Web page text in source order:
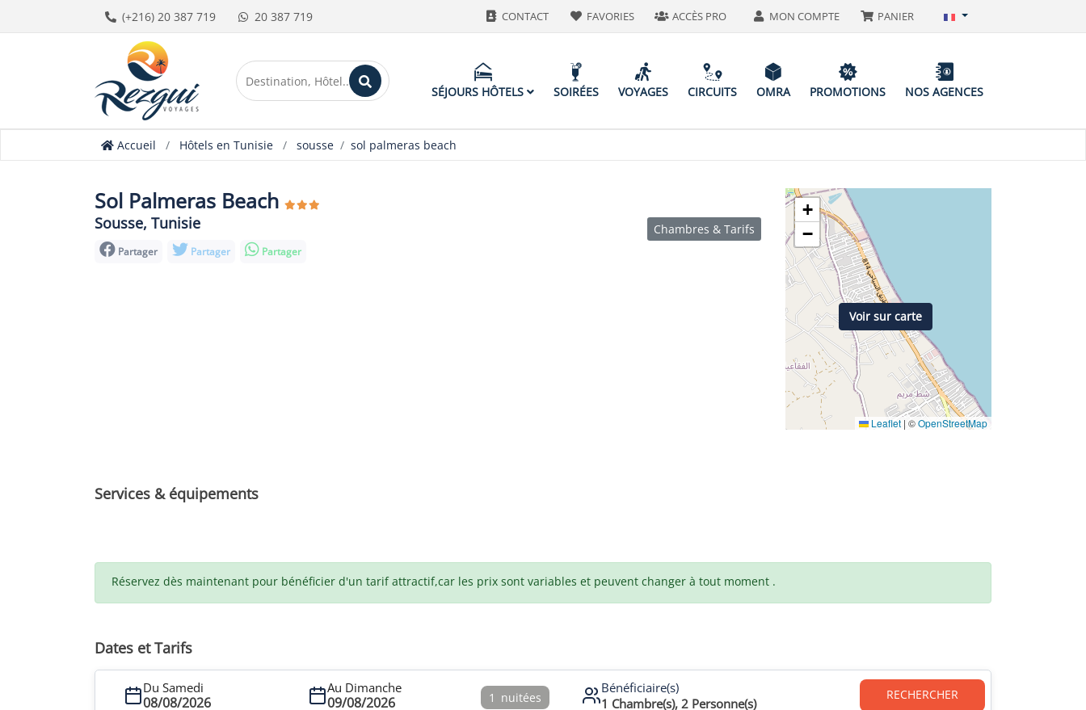
(+216) 20 387 719 20 387 719 CONTACT FAVORIES ACCÈS PRO MON COMPTE PANIER
SÉJOURS HÔTELS SOIRÉES VOYAGES CIRCUITS OMRA PROMOTIONS NOS AGENCES
Accueil Hôtels en Tunisie sousse sol palmeras beach
Sol Palmeras Beach
Sousse, Tunisie
Partager Partager Partager
Chambres & Tarifs
+
−
Leaflet | ©OpenStreetMap
Voir sur carte
Services & équipements
Réservez dès maintenant pour bénéficier d'un tarif attractif,car les prix sont variables et peuvent changer à tout moment .
Dates et Tarifs
Du Samedi
08/08/2026
Au Dimanche
09/08/2026 1 nuitées
Bénéficiaire(s)
1 Chambre(s), 2 Personne(s)
RECHERCHER